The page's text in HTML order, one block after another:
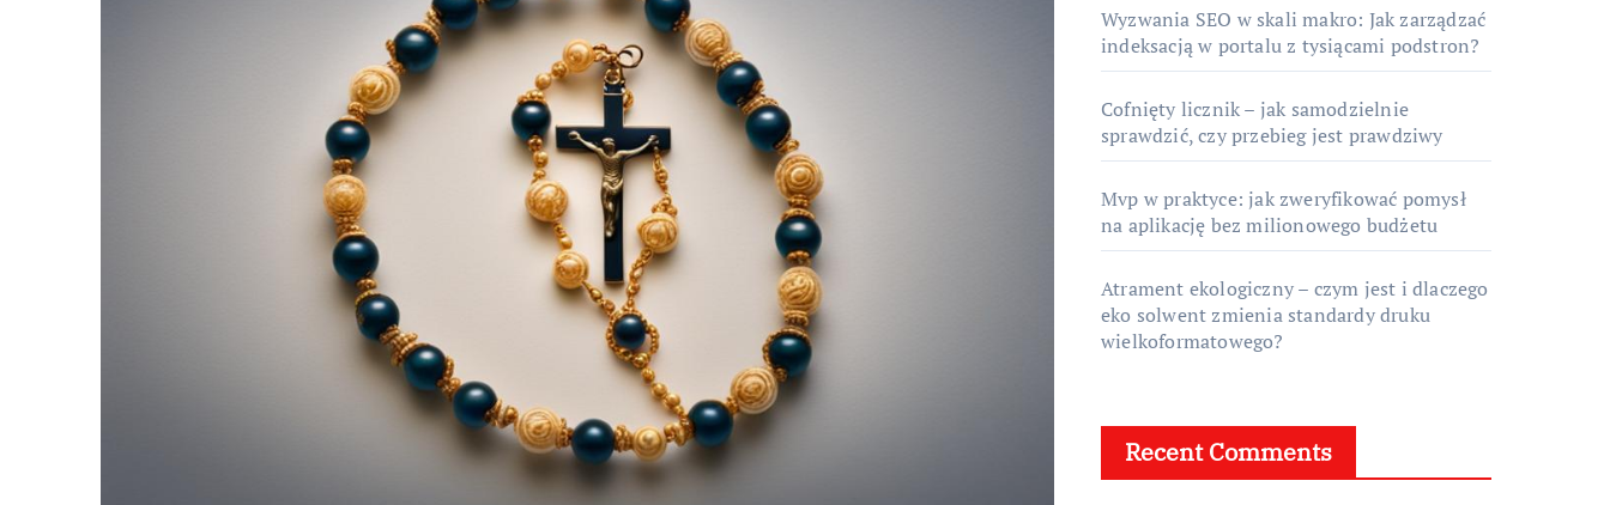
Wyzwania SEO w skali makro: Jak zarządzać
indeksacją w portalu z tysiącami podstron?
Cofnięty licznik – jak samodzielnie
sprawdzić, czy przebieg jest prawdziwy
Mvp w praktyce: jak zweryfikować pomysł
na aplikację bez milionowego budżetu
Atrament ekologiczny – czym jest i dlaczego
eko solwent zmienia standardy druku
wielkoformatowego?
Recent Comments